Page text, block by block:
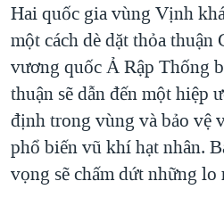
Hai quốc gia vùng Vịnh
một cách dè dặt thỏa thuận
vương quốc Ả Rập Thống
thuận sẽ dẫn đến một hiệp
định trong vùng và bảo vệ
phổ biến vũ khí hạt nhân.
vọng sẽ chấm dứt những